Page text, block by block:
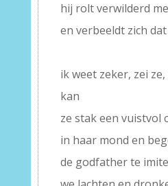
hij rolt verwilderd
en verbeeldt zich
ik weet zeker, zei
kan
ze stak een vuistvol
in haar mond en
de godfather te